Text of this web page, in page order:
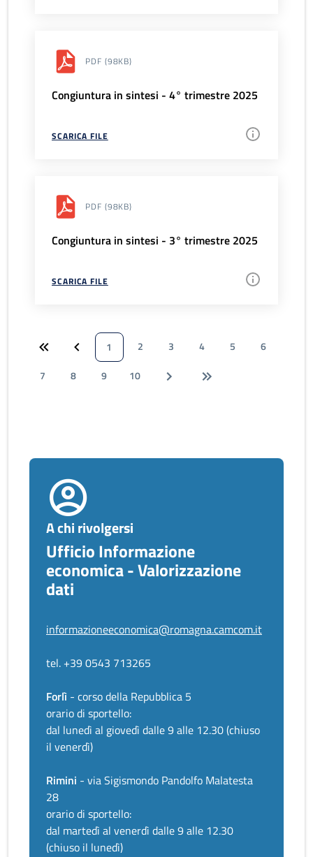
PDF (98KB)
Congiuntura in sintesi - 4° trimestre 2025
SCARICA FILE
PDF (98KB)
Congiuntura in sintesi - 3° trimestre 2025
SCARICA FILE
1 2 3 4 5
6
7
8 9 10
A chi rivolgersi
Ufficio Informazione
economica - Valorizzazione
dati
informazioneeconomica@romagna.camcom.it
tel. +39 0543 713265
Forlì - corso della Repubblica 5
orario di sportello:
dal lunedì al giovedì dalle 9 alle 12.30 (chiuso
il venerdì)
Rimini - via Sigismondo Pandolfo Malatesta
28
orario di sportello:
dal martedì al venerdì dalle 9 alle 12.30
(chiuso il lunedì)